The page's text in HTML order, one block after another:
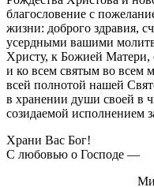
благословение с
жизни: доброго здравия,
усердными вашими
Христу, к Божией
и ко всем святым во всем
всей полнотой нашей
в хранении души своей в
созидаемой исполнением
Храни Вас Бог!
С любовью о Господе —